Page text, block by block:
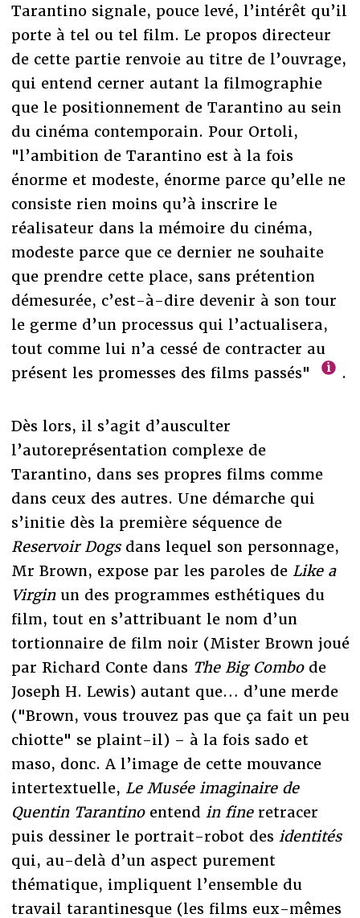
Tarantino signale, pouce levé, l’intérêt qu’il
porte à tel ou tel film. Le propos directeur
de cette partie renvoie au titre de l’ouvrage,
qui entend cerner autant la filmographie
que le positionnement de Tarantino au sein
du cinéma contemporain. Pour Ortoli,
"l’ambition de Tarantino est à la fois
énorme et modeste, énorme parce qu’elle ne
consiste rien moins qu’à inscrire le
réalisateur dans la mémoire du cinéma,
modeste parce que ce dernier ne souhaite
que prendre cette place, sans prétention
démesurée, c’est-à-dire devenir à son tour
le germe d’un processus qui l’actualisera,
tout comme lui n’a cessé de contracter au
présent les promesses des films passés"
.
Dès lors, il s’agit d’ausculter
l’autoreprésentation complexe de
Tarantino, dans ses propres films comme
dans ceux des autres. Une démarche qui
s’initie dès la première séquence de
Reservoir Dogsdans lequel son personnage,
Mr Brown, expose par les paroles de Like a
Virginun des programmes esthétiques du
film, tout en s’attribuant le nom d’un
tortionnaire de film noir (Mister Brown joué
par Richard Conte dans The Big Combode
Joseph H. Lewis) autant que… d’une merde
("Brown, vous trouvez pas que ça fait un peu
chiotte" se plaint-il) – à la fois sado et
maso, donc. A l’image de cette mouvance
intertextuelle, Le Musée imaginaire de
Quentin Tarantinoentend in fineretracer
puis dessiner le portrait-robot desidentités
qui, au-delà d’un aspect purement
thématique, impliquent l’ensemble du
travail tarantinesque (les films eux-mêmes